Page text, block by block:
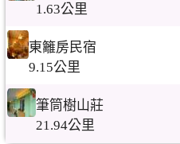
1.63公里
東籬房民宿
9.15公里
筆筒樹山莊
21.94公里